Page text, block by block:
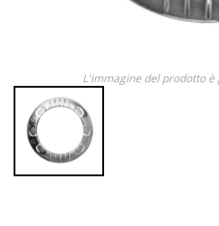
L'immagine del prodotto